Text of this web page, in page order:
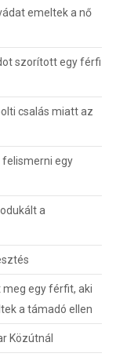
emeltek a nő
szorított egy férfi
csalás miatt az
felismerni egy
a
egy férfit, aki
a támadó ellen
Közútnál